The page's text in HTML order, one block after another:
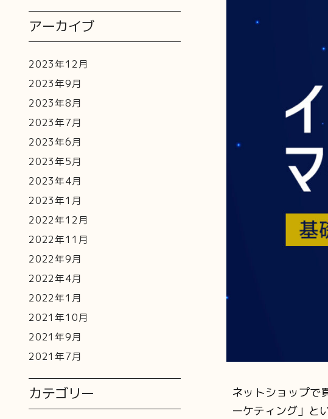
ネットショップで
ーケティング」と
アーカイブ
2023年12月
2023年9月
2023年8月
2023年7月
2023年6月
2023年5月
2023年4月
2023年1月
2022年12月
2022年11月
2022年9月
2022年4月
2022年1月
2021年10月
2021年9月
2021年7月
カテゴリー